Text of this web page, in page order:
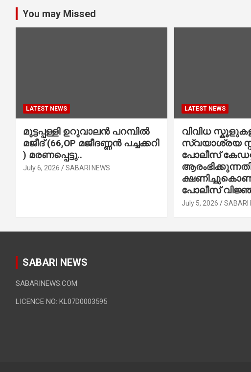
You may Missed
LATEST NEWS
മുട്ടപ്പള്ളി ഉറുവാലൻ പറമ്പിൽ
മജീദ് (66,OP മജീദണ്ണൻ പച്ചക്കറി
) മരണപ്പെട്ടു..
July 6, 2026 SABARI NEWS
LATEST NEWS
വിവിധ
സ്വയാശ്രയ
പോലീസ്
പോലീസ്
July 5, 2026 SABARI
SABARI NEWS
SABARINEWS.COM
LICENCE NO: KL07D0003595